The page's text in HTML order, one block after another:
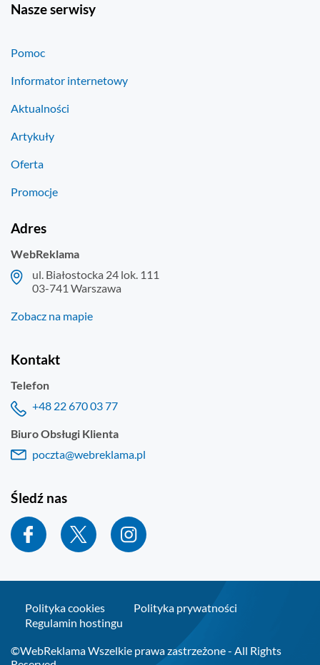
Nasze serwisy
Pomoc
Informator internetowy
Aktualności
Artykuły
Oferta
Promocje
Adres
WebReklama
ul. Białostocka 24 lok. 111
03-741 Warszawa
Zobacz na mapie
Kontakt
Telefon
+48 22 670 03 77
Biuro Obsługi Klienta
poczta@webreklama.pl
Śledź nas
Polityka cookies
Polityka prywatności
Regulamin hostingu
©WebReklama Wszelkie prawa zastrzeżone - All Rights